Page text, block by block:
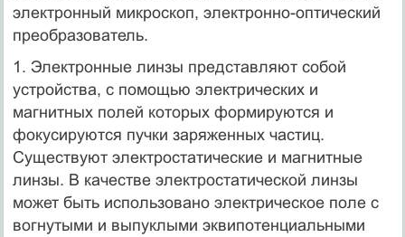
электронный микроскоп, электронно-оптический
преобразователь.
1. Электронные линзы представляют собой
устройства, с помощью электрических и
магнитных полей которых формируются и
фокусируются пучки заряженных частиц.
Существуют электростатические и магнитные
линзы. В качестве электростатической линзы
может быть использовано электрическое поле с
вогнутыми и выпуклыми эквипотенциальными